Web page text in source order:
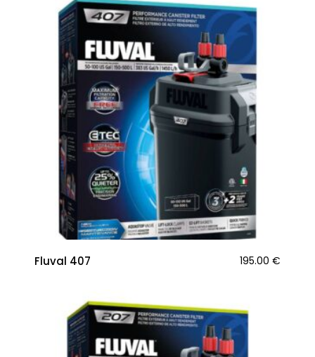
Fluval 407 195.00 €